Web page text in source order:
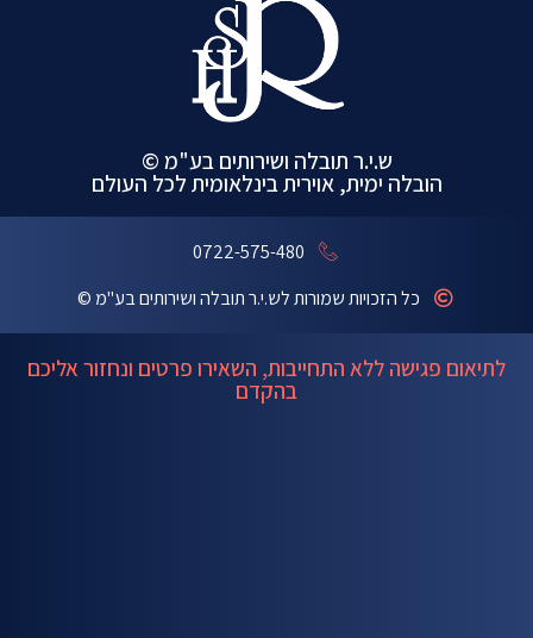
ש.י.ר תובלה ושירותים בע"מ ©
הובלה ימית, אוירית בינלאומית לכל העולם
0722-575-480
כל הזכויות שמורות לש.י.ר תובלה ושירותים בע"מ ©
לתיאום פגישה ללא התחייבות, השאירו פרטים ונחזור אליכם
בהקדם